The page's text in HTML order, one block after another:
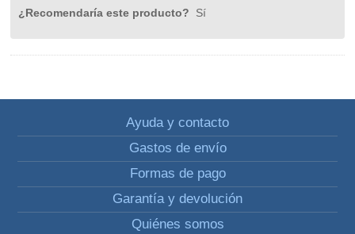
¿Recomendaría este producto? Sí
Ayuda y contacto
Gastos de envío
Formas de pago
Garantía y devolución
Quiénes somos